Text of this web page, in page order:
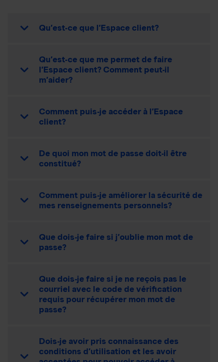
Qu’est-ce que l’Espace client?
Qu’est-ce que me permet de faire
l’Espace client? Comment peut-il
m’aider?
Comment puis-je accéder à l’Espace
client?
De quoi mon mot de passe doit-il être
constitué?
Comment puis-je améliorer la sécurité de
mes renseignements personnels?
Que dois-je faire si j’oublie mon mot de
passe?
Que dois-je faire si je ne reçois pas le
courriel avec le code de vérification
requis pour récupérer mon mot de
passe?
Dois-je avoir pris connaissance des
conditions d’utilisation et les avoir